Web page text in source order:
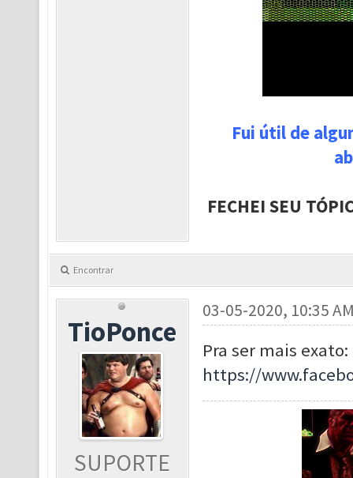
Fui útil de
FECHEI SEU
Encontrar
TioPonce
SUPORTE
03-05-2020, 10:35
Pra ser mais exato:
https://